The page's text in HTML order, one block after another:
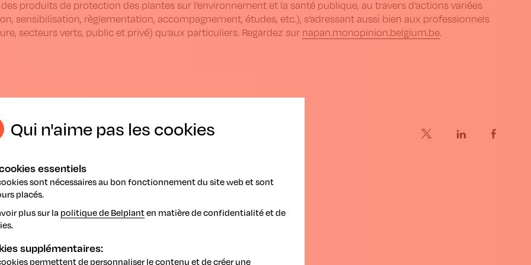
des produits de protection des plantes sur l’environnement et la santé publique, au travers d’actions variées
sensibilisation, règlementation, accompagnement, études, etc.), s’adressant aussi bien aux professionnels
secteurs verts, public et privé) qu’aux particuliers. Regardez sur napan.monopinion.belgium.be.
Qui n'aime pas les cookies
essentiels
sont nécessaires au bon fonctionnement du site web et sont
placés.
plus sur la politique de Belplanten matière de confidentialité et de
supplémentaires:
permettent de personnaliser le contenu et de créer une